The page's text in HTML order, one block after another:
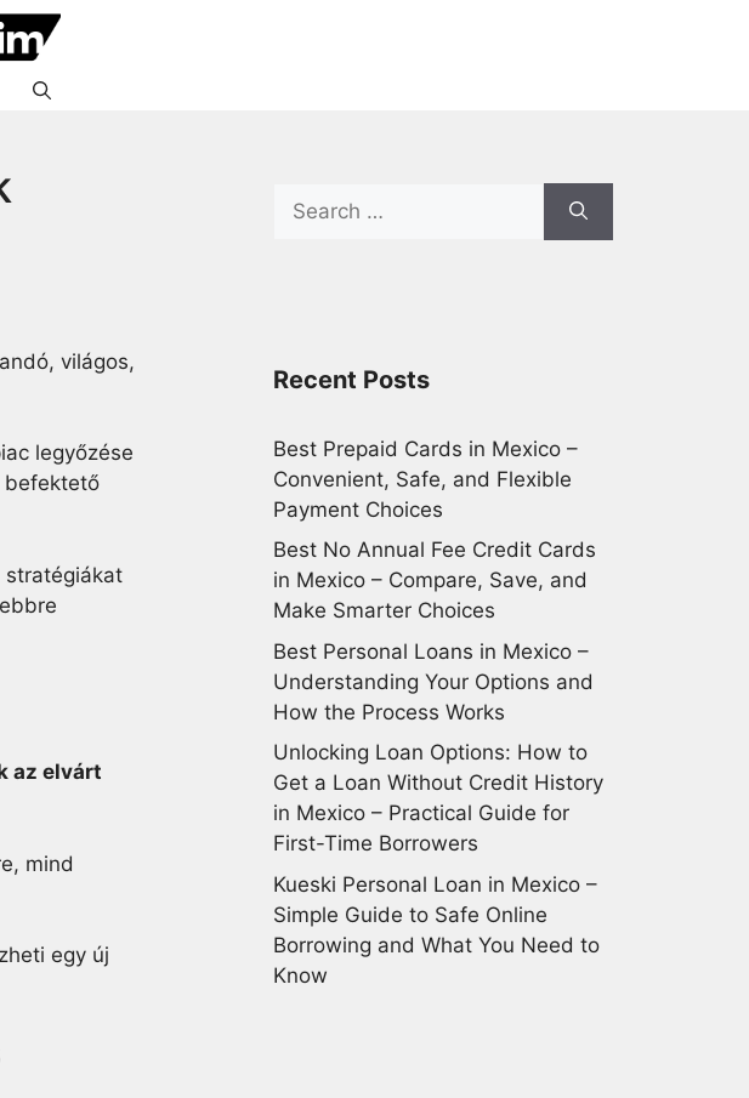
világos,
legyőzése
befektető
stratégiákat
az elvárt
mind
egy új
for:
Recent Posts
Best Prepaid Cards in Mexico –
Convenient, Safe, and Flexible
Payment Choices
Best No Annual Fee Credit Cards
in Mexico – Compare, Save, and
Make Smarter Choices
Best Personal Loans in Mexico –
Understanding Your Options and
How the Process Works
Unlocking Loan Options: How to
Get a Loan Without Credit History
in Mexico – Practical Guide for
First-Time Borrowers
Kueski Personal Loan in Mexico –
Simple Guide to Safe Online
Borrowing and What You Need to
Know